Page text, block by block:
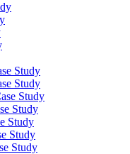
Study
Study
Study
Study
Study
Study
Study